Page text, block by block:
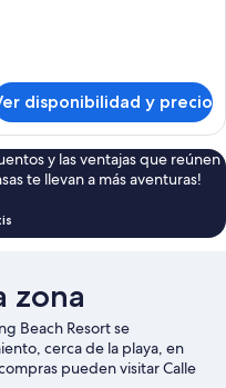
disponibilidad y precio
y las ventajas que reúnen
te llevan a más aventuras!
zona
Beach Resort se
cerca de la playa, en
pueden visitar Calle